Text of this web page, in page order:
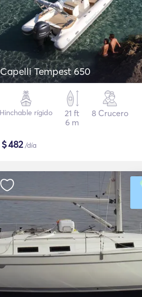
Capelli Tempest 650
Hinchable rígido
21 ft
6 m
8 Crucero
$482/día